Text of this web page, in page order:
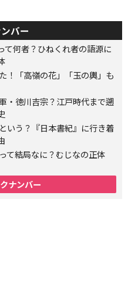
バー
て何者？ひねくれ者の語源に
！「高嶺の花」「玉の輿」も
・徳川吉宗？江戸時代まで遡
いう？『日本書紀』に行き着
て結局なに？むじなの正体
ナンバー